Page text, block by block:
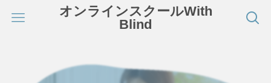
オンラインスクールWith
Blind